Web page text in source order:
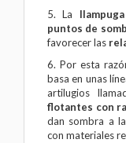
5. La llampuga
puntos de
favorecer las
6. Por esta
basa en unas
artilugios
flotantes con
dan sombra a
con materiales